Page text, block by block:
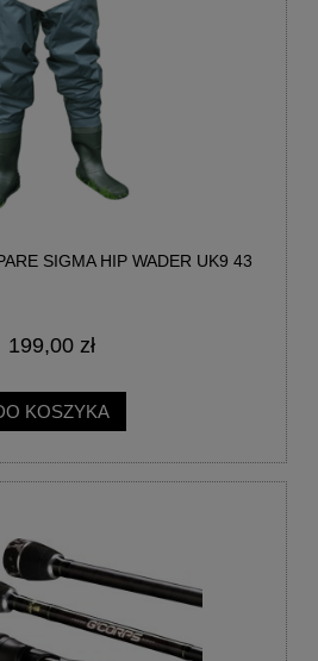
SIGMA HIP WADER UK9 43
199,00 zł
KOSZYKA